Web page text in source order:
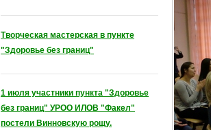
Творческая мастерская в пункте
"Здоровье без границ"
1 июля участники пункта "Здоровье
без границ" УРОО ИЛОВ "Факел"
постели Винновскую рощу.